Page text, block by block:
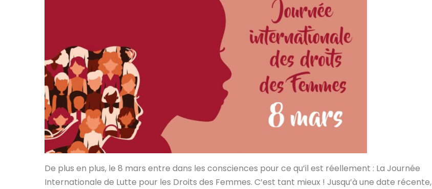
De plus en plus, le 8 mars entre dans les consciences pour ce qu’il est réellement : La Journée
Internationale de Lutte pour les Droits des Femmes. C’est tant mieux ! Jusqu’à une date récente,